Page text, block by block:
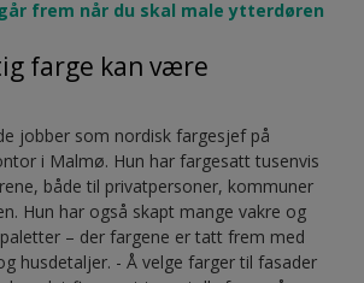
frem når du skal male ytterdøren
farge kan være
jobber som nordisk fargesjef på
i Malmø. Hun har fargesatt tusenvis
både til privatpersoner, kommuner
Hun har også skapt mange vakre og
– der fargene er tatt frem med
husdetaljer. - Å velge farger til fasader